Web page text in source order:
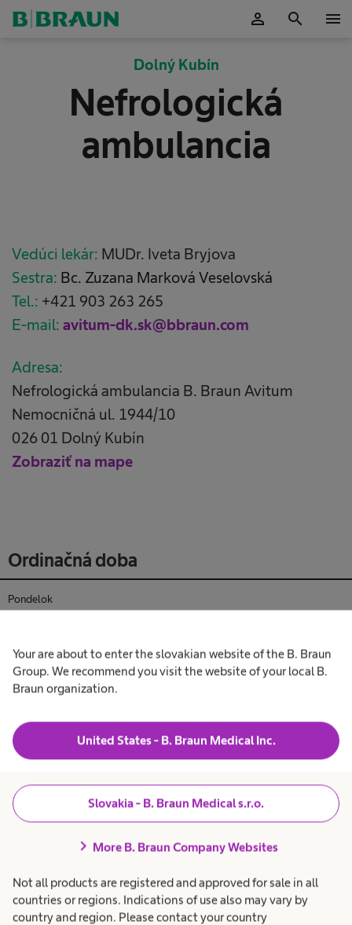
Your are about to enter the slovakian website of the B. Braun
Group. We recommend you visit the website of your local B.
Braun organization.
United States - B. Braun Medical Inc.
Slovakia - B. Braun Medical s.r.o.
chevron_right More B. Braun Company Websites
Not all products are registered and approved for sale in all
countries or regions. Indications of use also may vary by
country and region. Please contact your country
person search menu
Dolný Kubín
Nefrologická
ambulancia
Vedúci lekár: MUDr. Iveta Bryjova
Sestra: Bc. Zuzana Marková Veselovská
Tel.: +421 903 263 265
E-mail: avitum-dk.sk@bbraun.com
Adresa:
Nefrologická ambulancia B. Braun Avitum
Nemocničná ul. 1944/10
026 01 Dolný Kubín
Zobraziť na mape
Ordinačná doba
Pondelok
Streda
Piatok
Podávanie telefonických informácií v čase 09:00 - 12:00.